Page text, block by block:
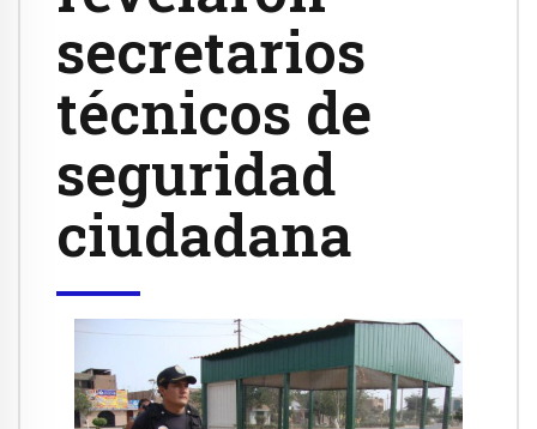
secretarios
técnicos de
seguridad
ciudadana